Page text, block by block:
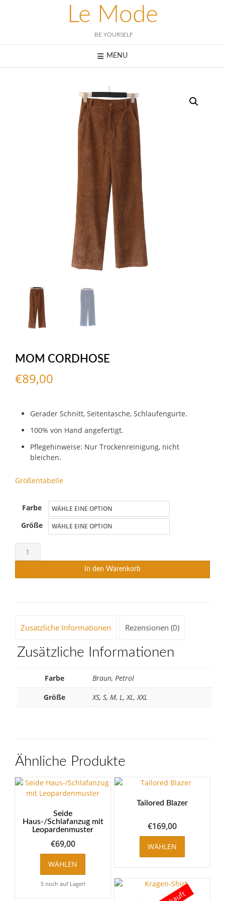
Le Mode
BE YOURSELF
MENU
MOM CORDHOSE
€89,00
Gerader Schnitt, Seitentasche, Schlaufengurte.
100% von Hand angefertigt.
Pflegehinweise: Nur Trockenreinigung, nicht
bleichen.
Größentabelle
Farbe
Größe
MOM
CORDHOSE
Menge
In den Warenkorb
Zusätzliche Informationen Rezensionen (0)
Zusätzliche Informationen
Farbe
Braun, Petrol
Größe
XS, S, M, L, XL, XXL
Ähnliche Produkte
Seide
Haus-/Schlafanzug mit
Leopardenmuster
€69,00
WÄHLEN
Dieses
weist
Varianten
5 noch auf Lager!
Tailored Blazer
€169,00
WÄHLEN
Dieses
weist
mehrere
Varianten
auf.